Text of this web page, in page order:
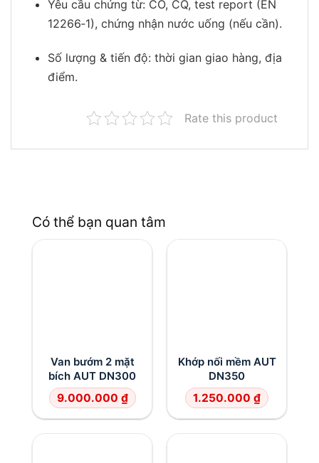
Yêu cầu chứng từ: CO, CQ, test report (EN
12266‑1), chứng nhận nước uống (nếu cần).
Số lượng & tiến độ: thời gian giao hàng, địa
điểm.
Rate this product
Có thể bạn quan tâm
Van bướm 2 mặt
bích AUT DN300
9.000.000 ₫
Khớp nối mềm AUT
DN350
1.250.000 ₫